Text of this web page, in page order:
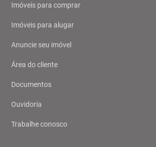
Imóveis para comprar
Imóveis para alugar
Anuncie seu imóvel
Área do cliente
Documentos
Ouvidoria
Trabalhe conosco